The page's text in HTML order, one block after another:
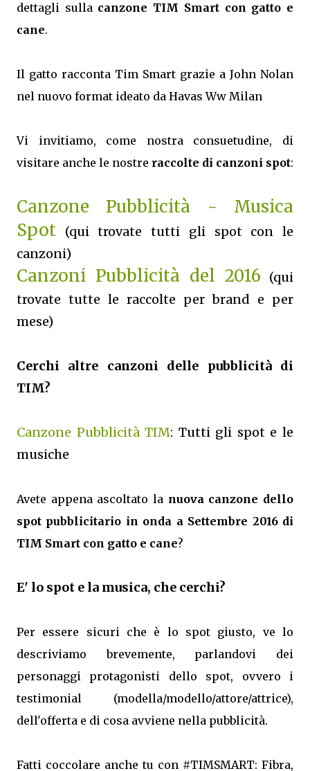
dettagli sulla canzone TIM Smart con gatto e
cane.
Il gatto racconta Tim Smart grazie a John Nolan
nel nuovo format ideato da Havas Ww Milan
Vi invitiamo, come nostra consuetudine, di
visitare anche le nostre raccolte di canzoni spot:
Canzone Pubblicità - Musica
Spot
(qui trovate tutti gli spot con le
canzoni)
Canzoni Pubblicità del 2016 (qui
trovate tutte le raccolte per brand e per
mese)
Cerchi altre canzoni delle pubblicità di
TIM?
Canzone Pubblicità TIM: Tutti gli spot e le
musiche
Avete appena ascoltato la nuova canzone dello
spot pubblicitario in onda a Settembre 2016 di
TIM Smart con gatto e cane?
E' lo spot e la musica, che cerchi?
Per essere sicuri che è lo spot giusto, ve lo
descriviamo brevemente, parlandovi dei
personaggi protagonisti dello spot, ovvero i
testimonial (modella/modello/attore/attrice),
dell'offerta e di cosa avviene nella pubblicità.
Fatti coccolare anche tu con #TIMSMART: Fibra,